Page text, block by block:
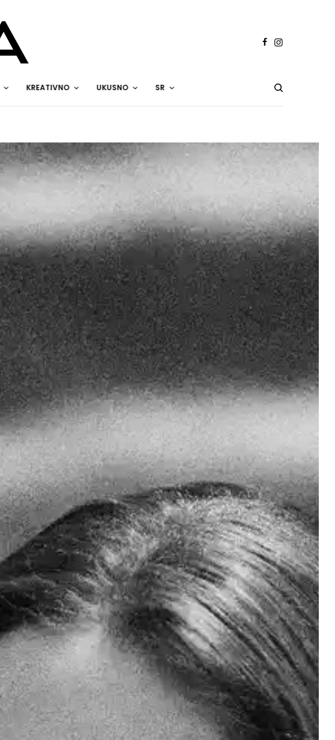
KREATIVNO UKUSNO SR